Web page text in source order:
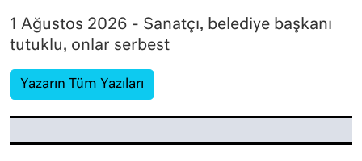
1 Ağustos 2026 - Sanatçı, belediye başkanı
tutuklu, onlar serbest
Yazarın Tüm Yazıları